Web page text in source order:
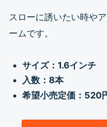
スローに誘いたい時や
ームです。
サイズ：1.6インチ
入数：8本
希望小売定価：520